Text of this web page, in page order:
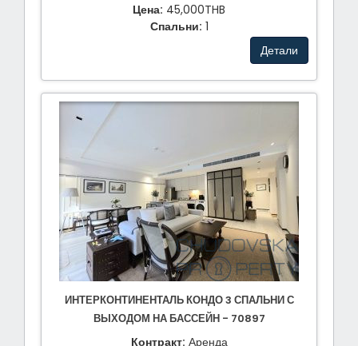
Цена: 45,000THB
Спальни: 1
Детали
ИНТЕРКОНТИНЕНТАЛЬ КОНДО 3 СПАЛЬНИ С
ВЫХОДОМ НА БАССЕЙН - 70897
Контракт: Аренда